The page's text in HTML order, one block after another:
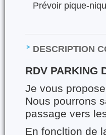
Prévoir pique-
DESCRIPTION
RDV PARKING
Je vous
Nous pourrons
passage vers
En foncltion de